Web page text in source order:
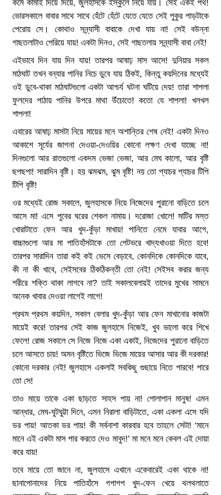
কর্মে কামাই দিয়ে দিয়ে, জুলহাসকে ইস্কুলে নিয়ে যায়। সেই একই পথ!
ভোরসকালে বাবার সাথে সাথে হেঁটে হেঁটে যেতে যেতে সেই পুকুর পাড়টাকে
পেরোয় সে। কোথাও সন্ন্যাসী বাবাকে দেখা যায় না! সেই বউন্না
গাছতলাটাও পেরিয়ে যায়! একটা দিনও, সেই গাছতলায় সন্ন্যাসী বাবা নেই!
এইভাবে দিন যায় দিন যায়! তারপর আষাঢ় মাস আসে! দুনিয়ার সকল
মাঠঘাট তখন বন্যার পানির নিচে ডুবে যায় ঠিকই, কিন্তু কয়দিনের মধ্যেই
ওই ডুবে-থাকা মাঠঘাটগুলো একটা আশ্চর্য ঘটনা ঘটিয়ে দেয়! তারা শাপলা
ফুলদের পাঠায় পানির উপরে মাথা উঁচোতে! কতো যে শাপলা! খলখল
শাপলা!
এবারের আষাঢ় মাসটা নিয়ে মায়ের মনে অশান্তির শেষ নেই! একটা দিনও
আকাশে সূর্যের জাগনা দেওয়া-দেওয়ির কোনো লক্ষণ দেখা যাচ্ছে না!
দিনগুলো আর রাতগুলো একদম ভেজা ভেজা, আর মেঘ কালো, আর বৃষ্টি
ছপছপা! সারাদিন বৃষ্টি। হয় ঝমঝম, ঝুম বৃষ্টি! নয় তো প্যাচর প্যাচর টিপি
টিপি বৃষ্টি!
ওর মধ্যেই রোজ সকালে, জুলহাসকে নিয়ে নিজেদের পুরানো বাড়িতে চলে
আসে মা! এসে পুবের ঘরের শেকল নামায়। দরোজা খোলে! মাটির মস্ত
খোরাটাতে ফেন আর খুদ-কুঁড়া মাখায়! পানিতে নেমে যাবার আগে,
বাচ্চাগুলো আর মা পাতিহাঁসটাকে তো পেটভরে খাদ্যখাওয়া দিতে হবে!
তারপর সারাদিন তারা কই কই ভেসে বেড়াবে, কোনদিকে কোনদিকে যাবে,
কী না কী খাবে, সেইসবের ঠিকঠিকন্তী তো নেই! সেইসব করার জন্য
শরীরে শক্তি থাকা লাগবে না? তাই সকালবেলায়ই তাদের মুখের সামনে
অনেক খাবার দেওয়া লাগেই লাগে!
প্রথম প্রথম কয়দিন, সকাল বেলার খুদ-কুঁড়া আর ফেন মাখানোর কাজটা
মায়েই করে! তারপর সেই কাজ জুলহাসে নিজেই, খুব ভালো করে শিখে
ফেলে! রোজ সকালে সে নিজে নিজে একা একাই, নিজেদের পুরানো বাড়িতে
চলে আসতে চায়! অমন বৃষ্টিতে ভিজে ভিজে মায়ের আসার আর কী দরকার!
কোনো দরকার নেই! জুলহাসে একলাই সবকিছু গুছায়ে নিতে পারবে! পারে
তো সে!
তাও মায়ে তাকে একা ছাড়তে সাহস পায় না! পোলাপান মানুষ! এমন
আন্ধার, মেঘ-ঘুটঘুট্টা দিনে, এমন নিরালা বাড়িটাতে, একা একলা এসে যদি
ডর পায়! আতকা ডর পায়! কী সর্বনাশা কারবার হবে তাহলে সেটা! ‘মানে
মানে এই একটা মাস পার করতে দেও মাবুদ!’ মা মনে মনে কেবল এই দোয়া
করে যায়!
তবে মায়ে তো জানে না, জুলহাসে এখানে একেবারেই একা থাকে না!
ছানাপোনাদের নিয়ে পাতিহাঁসে গপাগপ খুদ-ফেন খেয়ে থলথলাতে